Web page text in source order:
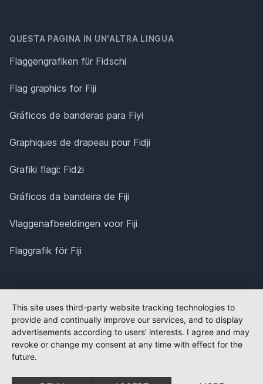
QUESTA PAGINA IN UN'ALTRA LINGUA
Flaggengrafiken für Fidschi
Flag graphics for Fiji
Gráficos de banderas para Fiyi
Graphiques de drapeau pour Fidji
Grafiki flagi: Fidżi
Gráficos da bandeira de Fiji
Vlaggenafbeeldingen voor Fiji
Flaggrafik för Fiji
This site uses third-party website tracking technologies to
provide and continually improve our services, and to display
advertisements according to users' interests. I agree and may
revoke or change my consent at any time with effect for the
future.